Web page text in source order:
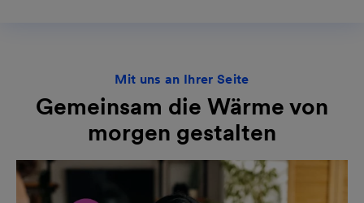
Mit uns an Ihrer Seite
Gemeinsam die Wärme von
morgen gestalten